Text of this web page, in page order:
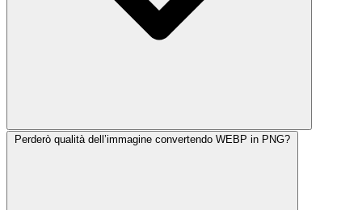
Perderò qualità dell’immagine convertendo WEBP in PNG?